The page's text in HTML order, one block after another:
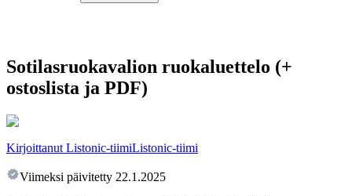
Sotilasruokavalion ruokaluettelo (+
ostoslista ja PDF)
Kirjoittanut Listonic-tiimiListonic-tiimi
Viimeksi päivitetty 22.1.2025